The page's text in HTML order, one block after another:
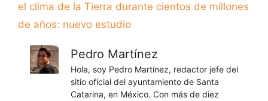
el clima de la Tierra durante cientos de millones
de años: nuevo estudio
Pedro Martínez
Hola, soy Pedro Martínez, redactor jefe del
sitio oficial del ayuntamiento de Santa
Catarina, en México. Con más de diez